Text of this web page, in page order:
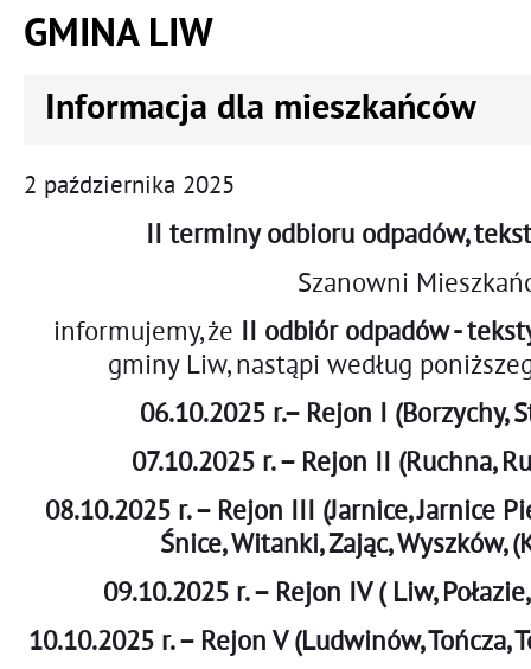
GMINA LIW
Informacja dla mieszkańców
2 października 2025
II terminy odbioru odpadów,
Szanowni
informujemy, że II odbiór odpadów -
gminy Liw, nastąpi według
06.10.2025 r.– Rejon I (Borzychy,
07.10.2025 r. – Rejon II (Ruchna,
08.10.2025 r. – Rejon III (Jarnice, Jarnice
Śnice, Witanki, Zając, Wyszków,
09.10.2025 r. – Rejon IV ( Liw,
10.10.2025 r. – Rejon V (Ludwinów, Tończa,